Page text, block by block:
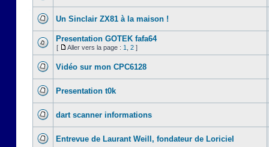
Un Sinclair ZX81 à la maison !
Presentation GOTEK fafa64
[ Aller vers la page : 1 2 ]
Vidéo sur mon CPC6128
Presentation t0k
dart scanner informations
Entrevue de Laurant Weill, fondateur de Loriciel